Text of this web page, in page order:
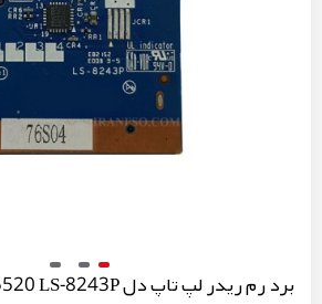
برد رم ریدر لپ تاپ دل Inspiron 5520 LS-8243P